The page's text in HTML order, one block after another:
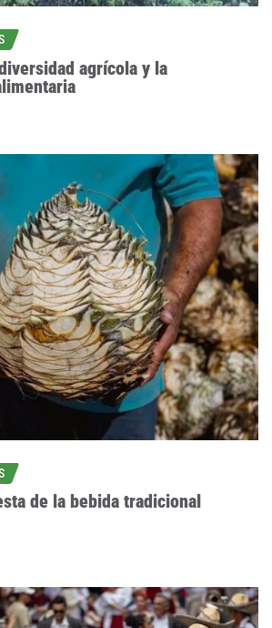
agrícola y la
de la bebida tradicional